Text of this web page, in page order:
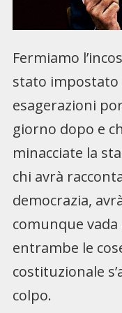
Fermiamo
stato impostato
esagerazioni
giorno dopo e
minacciate la
chi avrà
democrazia,
comunque
entrambe le
costituzionale
colpo.